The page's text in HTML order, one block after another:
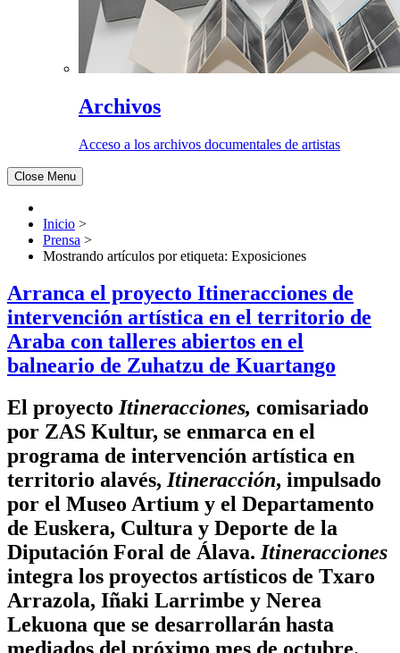
Archivos
Acceso a los archivos documentales de artistas
Close Menu
Inicio >
Prensa >
Mostrando artículos por etiqueta: Exposiciones
Arranca el proyecto Itineracciones de
intervención artística en el territorio de
Araba con talleres abiertos en el
balneario de Zuhatzu de Kuartango
El proyectoItineracciones, comisariado
por ZAS Kultur, se enmarca en el
programa de intervención artística en
territorio alavés,Itineracción, impulsado
por el Museo Artium y el Departamento
de Euskera, Cultura y Deporte de la
Diputación Foral de Álava.Itineracciones
integra los proyectos artísticos de Txaro
Arrazola, Iñaki Larrimbe y Nerea
Lekuona que se desarrollarán hasta